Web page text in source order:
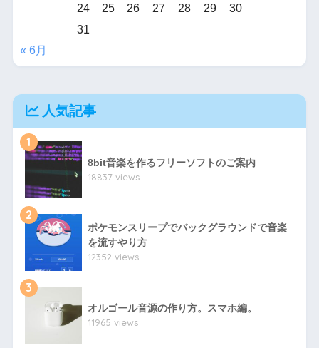
24
25 26 27 28 29
30
31
« 6月
人気記事
1
8bit音楽を作るフリーソフトのご案内
18837 views
2
ポケモンスリープでバックグラウンドで音楽
を流すやり方
12352 views
3
オルゴール音源の作り方。スマホ編。
11965 views